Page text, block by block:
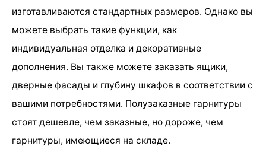
изготавливаются стандартных размеров. Однако вы
можете выбрать такие функции, как
индивидуальная отделка и декоративные
дополнения. Вы также можете заказать ящики,
дверные фасады и глубину шкафов в соответствии с
вашими потребностями. Полузаказные гарнитуры
стоят дешевле, чем заказные, но дороже, чем
гарнитуры, имеющиеся на складе.